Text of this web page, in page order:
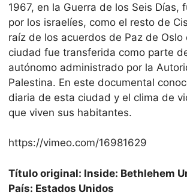
1967, en la Guerra de los Seis Días,
por los israelíes, como el resto de
raíz de los acuerdos de Paz de Oslo
ciudad fue transferida como parte
autónomo administrado por la
Palestina. En este documental
diaria de esta ciudad y el clima de
que viven sus habitantes.
https://vimeo.com/16981629
Título original: Inside: Bethlehem
País: Estados Unidos